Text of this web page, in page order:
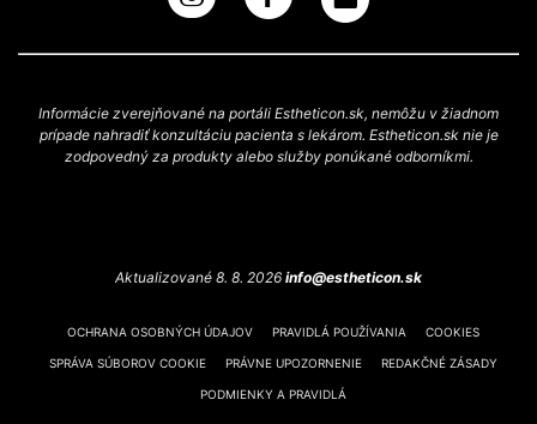
Informácie zverejňované na portáli Estheticon.sk, nemôžu v žiadnom
prípade nahradiť konzultáciu pacienta s lekárom. Estheticon.sk nie je
zodpovedný za produkty alebo služby ponúkané odborníkmi.
Aktualizované 8. 8. 2026 info@estheticon.sk
OCHRANA OSOBNÝCH ÚDAJOV PRAVIDLÁ POUŽÍVANIA COOKIES
SPRÁVA SÚBOROV COOKIE PRÁVNE UPOZORNENIE REDAKČNÉ ZÁSADY
PODMIENKY A PRAVIDLÁ